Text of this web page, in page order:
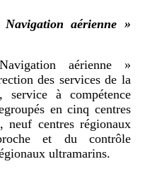
aérienne »
aérienne »
des services de la
service à compétence
en cinq centres
neuf centres régionaux
et du contrôle
ultramarins.